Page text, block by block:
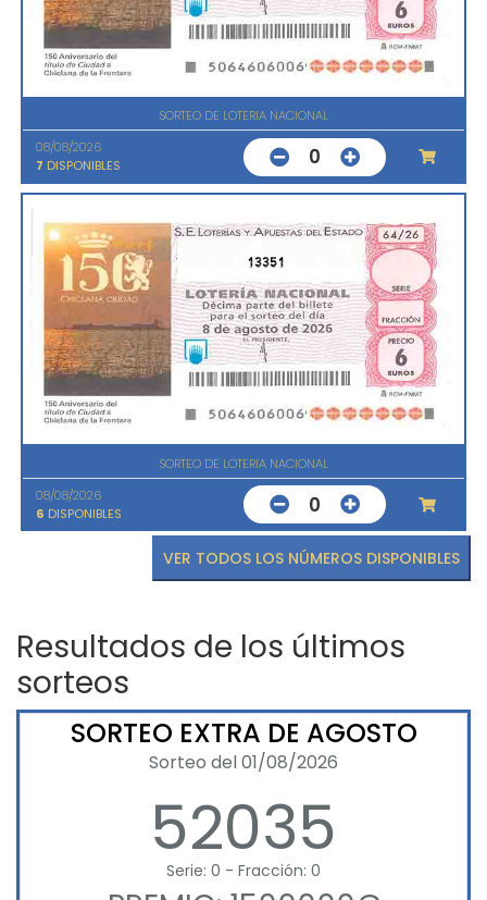
SORTEO DE LOTERIA NACIONAL
08/08/2026
7 DISPONIBLES 0
13351
SORTEO DE LOTERIA NACIONAL
08/08/2026
6 DISPONIBLES 0
VER TODOS LOS NÚMEROS DISPONIBLES
Resultados de los últimos
sorteos
SORTEO EXTRA DE AGOSTO
Sorteo del 01/08/2026
52035
Serie: 0 - Fracción: 0